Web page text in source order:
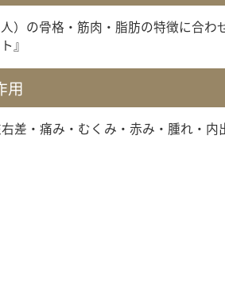
）の骨格・筋肉・脂肪の特徴に合わ
』
用
差・痛み・むくみ・赤み・腫れ・内